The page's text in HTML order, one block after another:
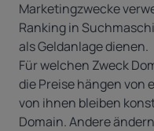
Marketingzwecke
Ranking in
als Geldanlage dienen.
Für welchen Zweck
die Preise hängen von
von ihnen bleiben
Domain. Andere